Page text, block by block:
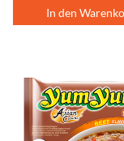
In den